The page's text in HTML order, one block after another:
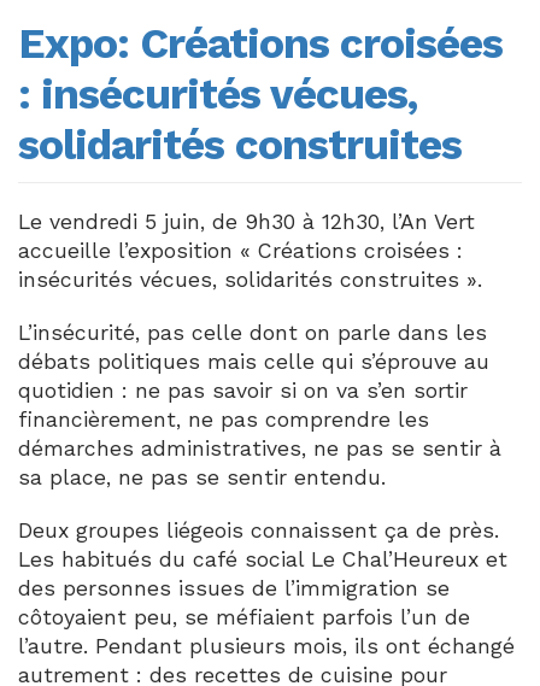
Expo: Créations croisées
: insécurités vécues,
solidarités construites
Le vendredi 5 juin, de 9h30 à 12h30, l’An Vert
accueille l’exposition « Créations croisées :
insécurités vécues, solidarités construites ».
L’insécurité, pas celle dont on parle dans les
débats politiques mais celle qui s’éprouve au
quotidien : ne pas savoir si on va s’en sortir
financièrement, ne pas comprendre les
démarches administratives, ne pas se sentir à
sa place, ne pas se sentir entendu.
Deux groupes liégeois connaissent ça de près.
Les habitués du café social Le Chal’Heureux et
des personnes issues de l’immigration se
côtoyaient peu, se méfiaient parfois l’un de
l’autre. Pendant plusieurs mois, ils ont échangé
autrement : des recettes de cuisine pour